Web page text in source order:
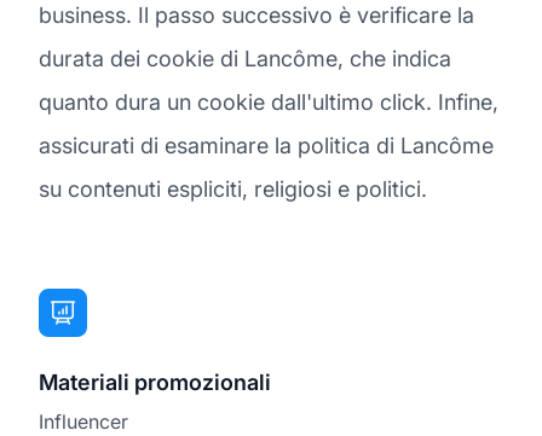
business. Il passo successivo è verificare la
durata dei cookie di Lancôme, che indica
quanto dura un cookie dall'ultimo click. Infine,
assicurati di esaminare la politica di Lancôme
su contenuti espliciti, religiosi e politici.
Materiali promozionali
Influencer